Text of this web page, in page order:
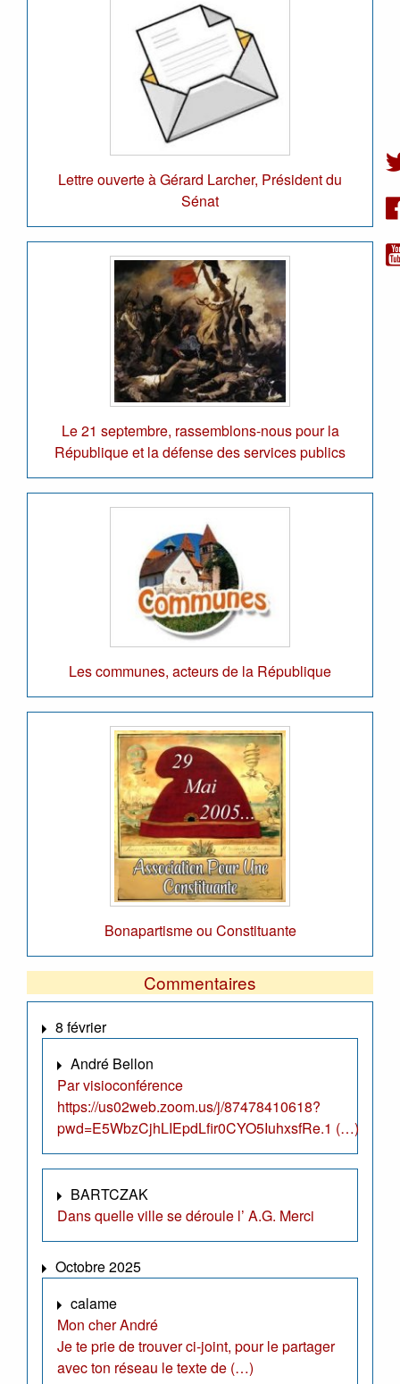
Lettre ouverte à Gérard Larcher, Président du
Sénat
Le 21 septembre, rassemblons-nous pour la
République et la défense des services publics
Les communes, acteurs de la République
Bonapartisme ou Constituante
Commentaires
8 février
André Bellon
Par visioconférence
https://us02web.zoom.us/j/87478410618?
pwd=E5WbzCjhLIEpdLfir0CYO5IuhxsfRe.1 (…)
BARTCZAK
Dans quelle ville se déroule l’ A.G. Merci
Octobre 2025
calame
Mon cher André
Je te prie de trouver ci-joint, pour le partager
avec ton réseau le texte de (…)